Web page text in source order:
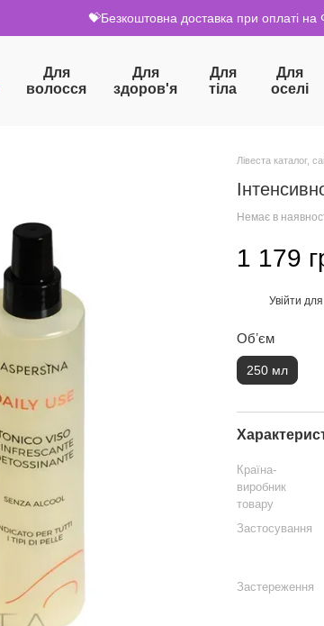
💝Безкоштовна доставка при оплаті
Для
волосся
Для
здоров'я
Для
тіла
Для
оселі
Лівеста каталог,
Немає в
1 179
Увійти
Обʼєм
250 мл
Країна-
виробник
товару
Застосування
Застереження